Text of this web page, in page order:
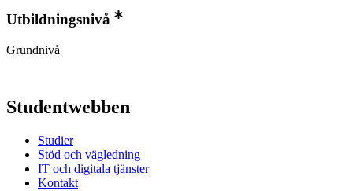
Utbildningsnivå
Grundnivå
Studentwebben
Studier
Stöd och vägledning
IT och digitala tjänster
Kontakt